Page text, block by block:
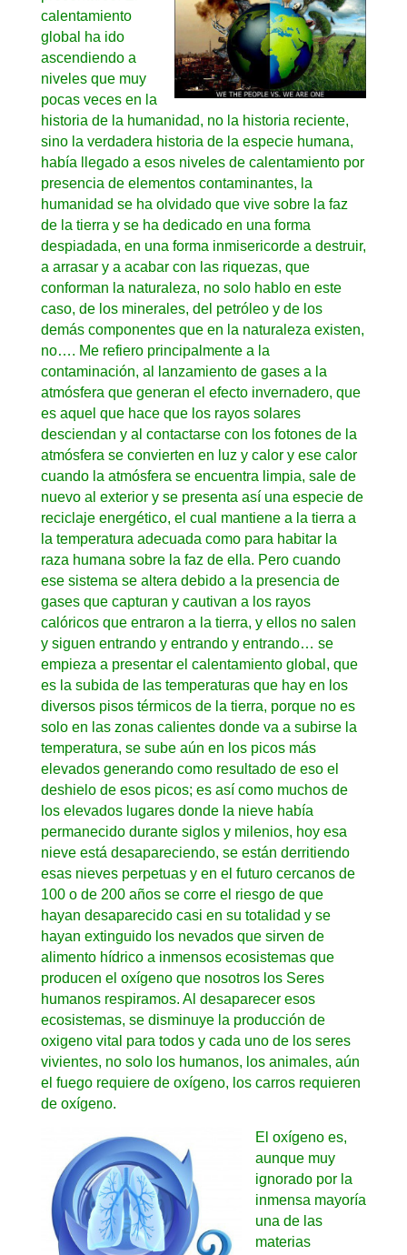
calentamiento
global ha ido
ascendiendo a
niveles que muy
pocas veces en la
historia de la humanidad, no la historia reciente,
sino la verdadera historia de la especie humana,
había llegado a esos niveles de calentamiento por
presencia de elementos contaminantes, la
humanidad se ha olvidado que vive sobre la faz
de la tierra y se ha dedicado en una forma
despiadada, en una forma inmisericorde a destruir,
a arrasar y a acabar con las riquezas, que
conforman la naturaleza, no solo hablo en este
caso, de los minerales, del petróleo y de los
demás componentes que en la naturaleza existen,
no…. Me refiero principalmente a la
contaminación, al lanzamiento de gases a la
atmósfera que generan el efecto invernadero, que
es aquel que hace que los rayos solares
desciendan y al contactarse con los fotones de la
atmósfera se convierten en luz y calor y ese calor
cuando la atmósfera se encuentra limpia, sale de
nuevo al exterior y se presenta así una especie de
reciclaje energético, el cual mantiene a la tierra a
la temperatura adecuada como para habitar la
raza humana sobre la faz de ella. Pero cuando
ese sistema se altera debido a la presencia de
gases que capturan y cautivan a los rayos
calóricos que entraron a la tierra, y ellos no salen
y siguen entrando y entrando y entrando… se
empieza a presentar el calentamiento global, que
es la subida de las temperaturas que hay en los
diversos pisos térmicos de la tierra, porque no es
solo en las zonas calientes donde va a subirse la
temperatura, se sube aún en los picos más
elevados generando como resultado de eso el
deshielo de esos picos; es así como muchos de
los elevados lugares donde la nieve había
permanecido durante siglos y milenios, hoy esa
nieve está desapareciendo, se están derritiendo
esas nieves perpetuas y en el futuro cercanos de
100 o de 200 años se corre el riesgo de que
hayan desaparecido casi en su totalidad y se
hayan extinguido los nevados que sirven de
alimento hídrico a inmensos ecosistemas que
producen el oxígeno que nosotros los Seres
humanos respiramos. Al desaparecer esos
ecosistemas, se disminuye la producción de
oxigeno vital para todos y cada uno de los seres
vivientes, no solo los humanos, los animales, aún
el fuego requiere de oxígeno, los carros requieren
de oxígeno.
El oxígeno es,
aunque muy
ignorado por la
inmensa mayoría
una de las
materias